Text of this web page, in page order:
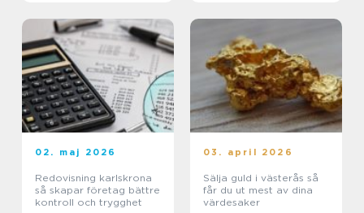
02. maj 2026
Redovisning karlskrona
så skapar företag bättre
kontroll och trygghet
03. april 2026
Sälja guld i västerås så
får du ut mest av dina
värdesaker